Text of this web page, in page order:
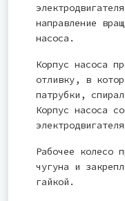
направление
насоса.
Корпус насоса
отливку, в
патрубки,
Корпус насоса
Рабочее колесо
чугуна и
гайкой.